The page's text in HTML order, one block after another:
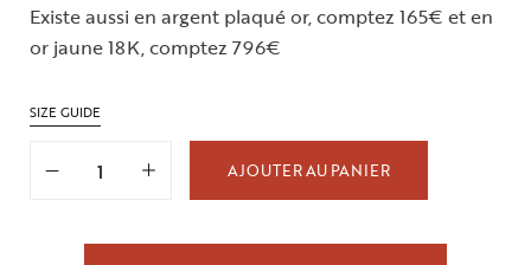
Existe aussi en argent plaqué or, comptez 165€ et en
or jaune 18K, comptez 796€
SIZE GUIDE
AJOUTER AU PANIER